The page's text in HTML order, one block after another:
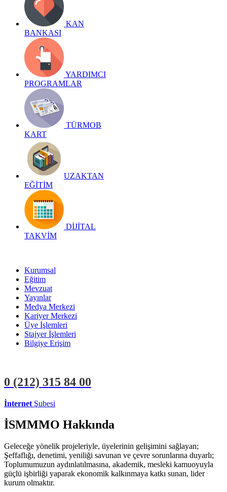
KAN
BANKASI
YARDIMCI
PROGRAMLAR
TÜRMOB
KART
UZAKTAN
EĞİTİM
DİJİTAL
TAKVİM
Kurumsal
Eğitim
Mevzuat
Yayınlar
Medya Merkezi
Kariyer Merkezi
Üye İşlemleri
Stajyer İşlemleri
Bilgiye Erişim
0 (212) 315 84 00
İnternet Şubesi
İSMMMO Hakkında
Geleceğe yönelik projeleriyle, üyelerinin gelişimini sağlayan;
Şeffaflığı, denetimi, yeniliği savunan ve çevre sorunlarına duyarlı;
Toplumumuzun aydınlatılmasına, akademik, mesleki kamuoyuyla
güçlü işbirliği yaparak ekonomik kalkınmaya katkı sunan, lider
kurum olmaktır.